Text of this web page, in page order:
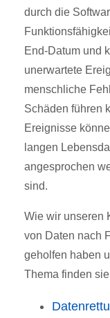
durch die
End-Datum und
unerwartete
menschliche
Schäden führen
Ereignisse
langen
angesprochen
sind.
Wie wir unseren
von Daten nach
geholfen haben
Thema finden